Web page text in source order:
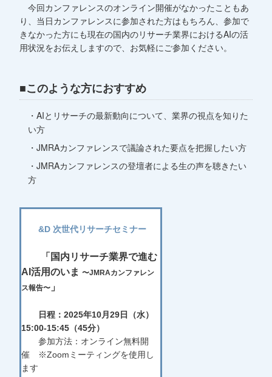
今回カンファレンスのオンライン開催がなかったこともあ
り、当日カンファレンスに参加された方はもちろん、参加で
きなかった方にも現在の国内のリサーチ業界におけるAIの活
用状況をお伝えしますので、お気軽にご参加ください。
■このような方におすすめ
・AIとリサーチの最新動向について、業界の視点を知りた
い方
・JMRAカンファレンスで議論された要点を把握したい方
・JMRAカンファレンスの登壇者による生の声を聴きたい
方
&D 次世代リサーチセミナー
「 国内リサーチ業界で進む
AI活用のいま 〜JMRAカンファレン
ス報告〜 」
日程：2025年10月29日（水）
15:00-15:45（45分）
参加方法：オンライン無料開
催 ※Zoomミーティングを使用し
ます